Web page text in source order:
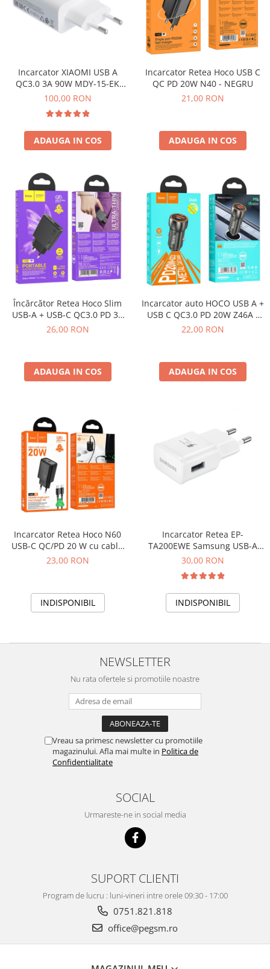
Incarcator XIAOMI USB A
QC3.0 3A 90W MDY-15-EK
SERVICE PACK Alb - BULK
100,00 RON
ADAUGA IN COS
Incarcator Retea Hoco USB C
QC PD 20W N40 - NEGRU
21,00 RON
ADAUGA IN COS
Încărcător Retea Hoco Slim
USB-A + USB-C QC3.0 PD 3A
20W N38 - NEGRU
26,00 RON
ADAUGA IN COS
Incarcator auto HOCO USB A +
USB C QC3.0 PD 20W Z46A -
NEGRU
22,00 RON
ADAUGA IN COS
Incarcator Retea Hoco N60
USB-C QC/PD 20 W cu cablu
USB-C – USB-C - Negru
23,00 RON
INDISPONIBIL
Incarcator Retea EP-
TA200EWE Samsung USB-A
15W Service Pack BULK - ALB
30,00 RON
INDISPONIBIL
NEWSLETTER
Nu rata ofertele si promotiile noastre
Vreau sa primesc newsletter cu promotiile
magazinului. Afla mai multe in Politica de
Confidentialitate
SOCIAL
Urmareste-ne in social media
SUPORT CLIENTI
Program de lucru : luni-vineri intre orele 09:30 - 17:00
0751.821.818
office@pegsm.ro